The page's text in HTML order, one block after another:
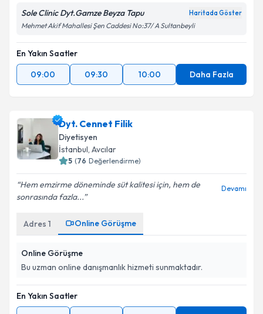
Sole Clinic Dyt.Gamze Beyza Tapu Haritada Göster
Mehmet Akif Mahallesi Şen Caddesi No:37/ A Sultanbeyli
En Yakın Saatler
09:00
09:30 10:00 Daha Fazla
Dyt. Cennet Filik
Diyetisyen
İstanbul, Avcılar
5 (76 Değerlendirme)
Hem emzirme döneminde süt kalitesi için, hem de
sonrasında fazla...
Devamı
Adres 1 Online Görüşme
Online Görüşme
Bu uzman online danışmanlık hizmeti sunmaktadır.
En Yakın Saatler